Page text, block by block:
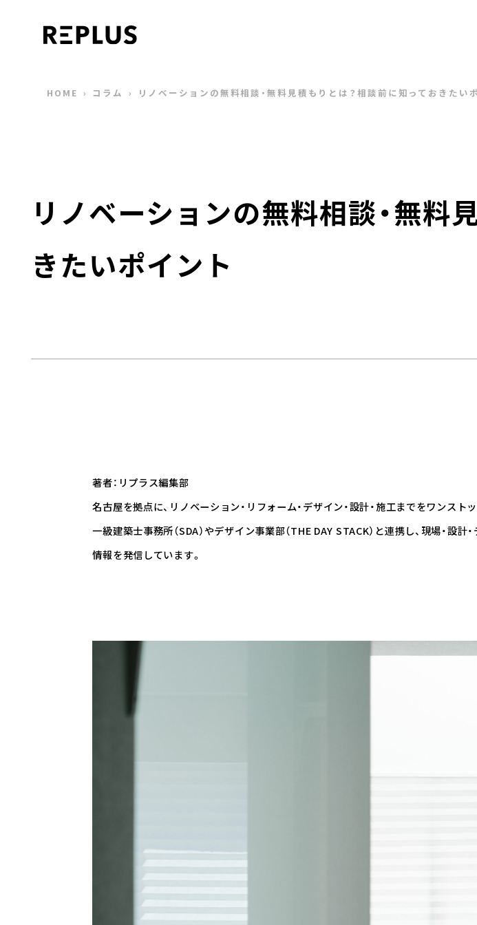
HOME › コラム › リノベーションの無料相談・無料見積もりとは？相談前に知っておきたい
リノベーションの無料相談・無料
きたいポイント
著者：リプラス編集部
名古屋を拠点に、リノベーション・リフォーム・デザイン・設計・施工までをワンス
一級建築士事務所（SDA）やデザイン事業部（THE DAY STACK）と連携し、現場・
情報を発信しています。